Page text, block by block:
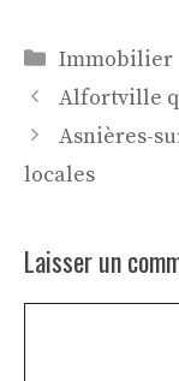
Catégories
Immobilier
Alfortville
Asnières-
locales
Laisser un